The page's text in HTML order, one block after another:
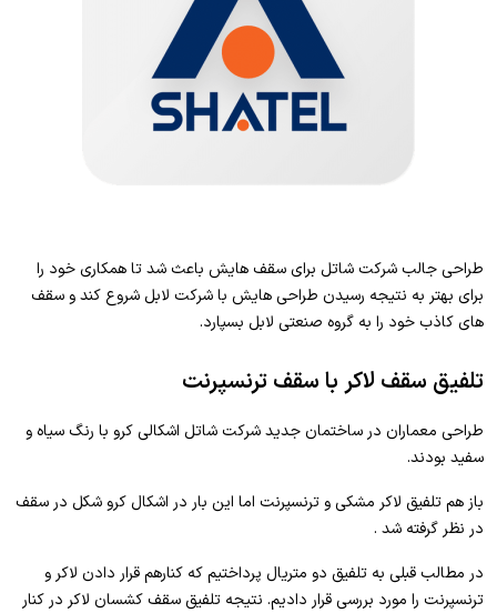
طراحی جالب شرکت شاتل برای سقف هایش باعث شد تا همکاری خود را
برای بهتر به نتیجه رسیدن طراحی هایش با شرکت لابل شروع کند و سقف
های کاذب خود را به گروه صنعتی لابل بسپارد.
تلفیق سقف لاکر با سقف ترنسپرنت
طراحی معماران در ساختمان جدید شرکت شاتل اشکالی کرو با رنگ سیاه و
سفید بودند.
باز هم تلفیق لاکر مشکی و ترنسپرنت اما این بار در اشکال کرو شکل در سقف
در نظر گرفته شد .
در مطالب قبلی به تلفیق دو متریال پرداختیم که کنارهم قرار دادن لاکر و
ترنسپرنت را مورد بررسی قرار دادیم. نتیجه تلفیق سقف کشسان لاکر در کنار